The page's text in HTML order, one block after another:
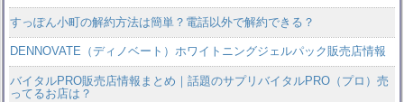
すっぽん小町の解約方法は簡単？電話以外で解約できる？
DENNOVATE（ディノベート）ホワイトニングジェルパック販売店情報
バイタルPRO販売店情報まとめ｜話題のサプリバイタルPRO（プロ）売
ってるお店は？